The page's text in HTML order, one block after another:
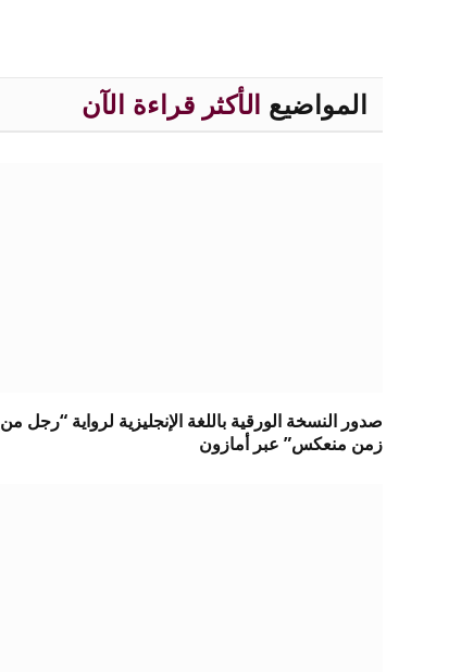
المواضيع الأكثر قراءة الآن
صدور النسخة الورقية باللغة الإنجليزية لرواية “رجل من
زمن منعكس” عبر أمازون